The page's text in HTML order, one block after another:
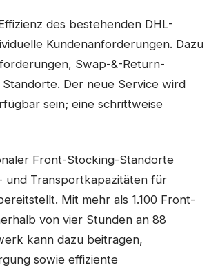
des bestehenden DHL-
Kundenanforderungen. Dazu
Swap-&-Return-
Der neue Service wird
sein; eine schrittweise
Front-Stocking-Standorte
und Transportkapazitäten für
Mit mehr als 1.100 Front-
von vier Stunden an 88
kann dazu beitragen,
sowie effiziente